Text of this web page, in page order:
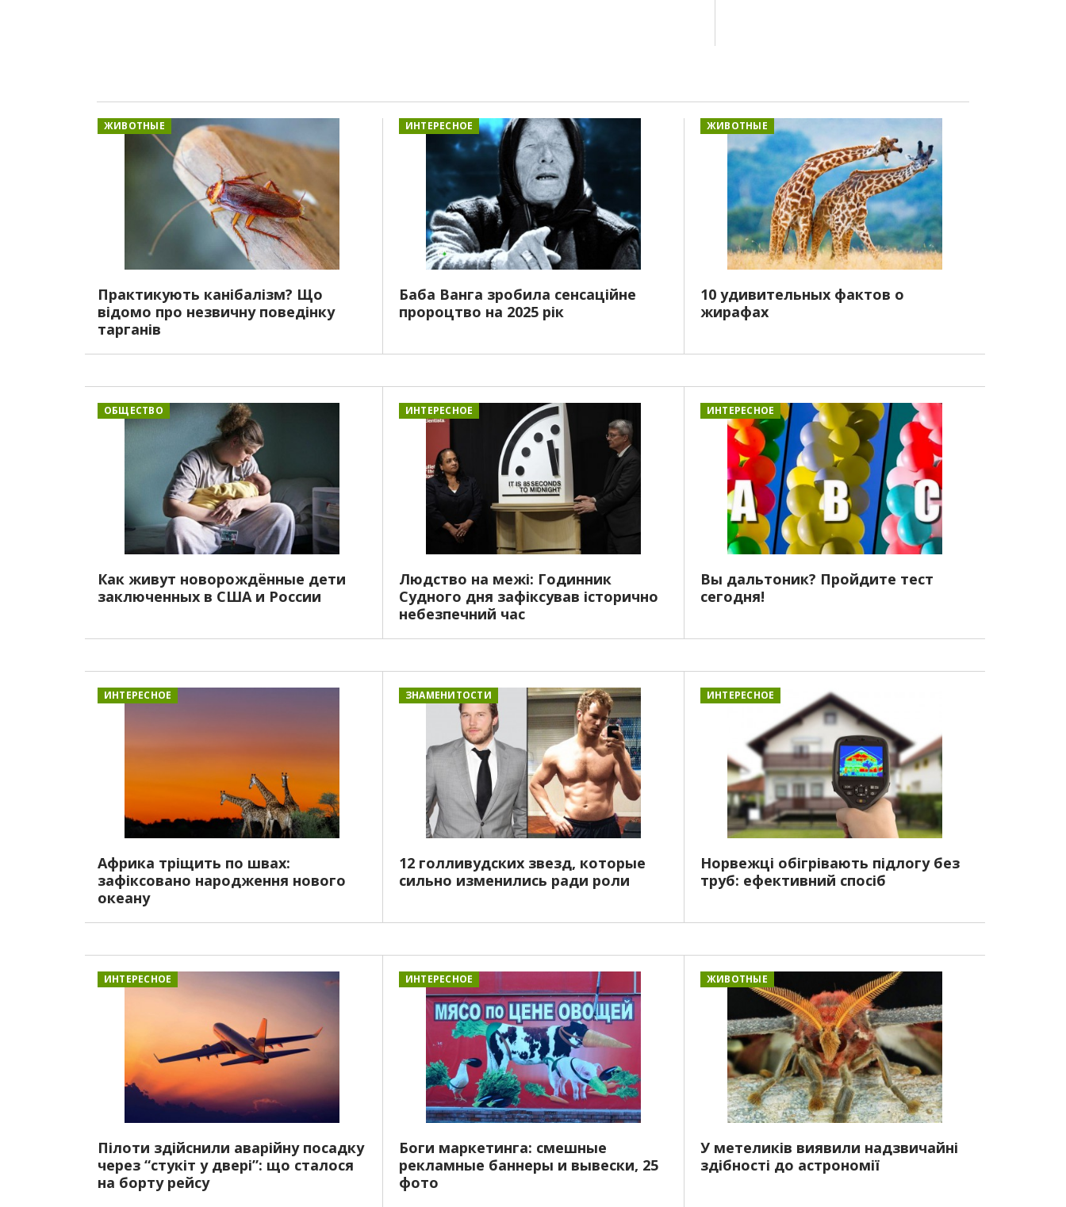
ЖИВОТНЫЕ
Практикують канібалізм? Що
відомо про незвичну поведінку
тарганів
ИНТЕРЕСНОЕ
Баба Ванга зробила сенсаційне
пророцтво на 2025 рік
ЖИВОТНЫЕ
10 удивительных фактов о
жирафах
ОБЩЕСТВО
Как живут новорождённые дети
заключенных в США и России
ИНТЕРЕСНОЕ
Людство на межі: Годинник
Судного дня зафіксував історично
небезпечний час
ИНТЕРЕСНОЕ
Вы дальтоник? Пройдите тест
сегодня!
ИНТЕРЕСНОЕ
Африка тріщить по швах:
зафіксовано народження нового
океану
ЗНАМЕНИТОСТИ
12 голливудских звезд, которые
сильно изменились ради роли
ИНТЕРЕСНОЕ
Норвежці обігрівають підлогу без
труб: ефективний спосіб
ИНТЕРЕСНОЕ
Пілоти здійснили аварійну посадку
через “стукіт у двері”: що сталося
на борту рейсу
ИНТЕРЕСНОЕ
Боги маркетинга: смешные
рекламные баннеры и вывески, 25
фото
ЖИВОТНЫЕ
У метеликів виявили надзвичайні
здібності до астрономії